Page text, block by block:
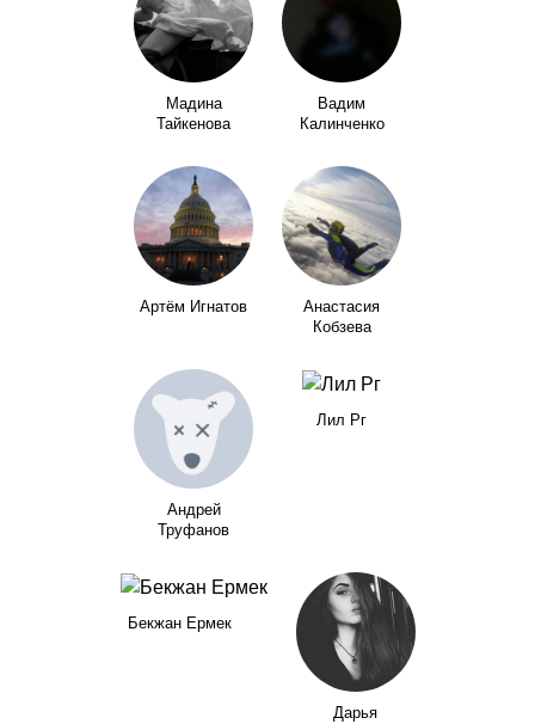
Мадина
Тайкенова
Вадим
Калинченко
Артём Игнатов
Анастасия
Кобзева
Андрей
Труфанов
Лил Рг
Бекжан Ермек
Дарья